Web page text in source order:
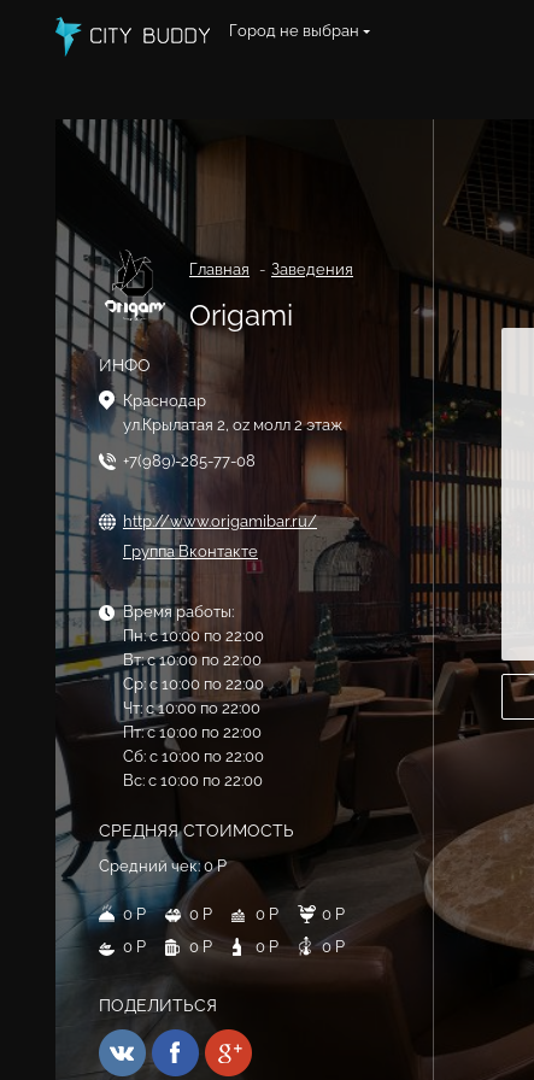
Город не выбран
Главная Заведения
Origami
ИНФО
Краснодар
ул.Крылатая 2, oz молл 2 этаж
+7(989)-285-77-08
http://www.origamibar.ru/
Группа Вконтакте
Время работы:
Пн: с 10:00 по 22:00
Вт: с 10:00 по 22:00
Ср: с 10:00 по 22:00
Чт: с 10:00 по 22:00
Пт: с 10:00 по 22:00
Сб: с 10:00 по 22:00
Вс: с 10:00 по 22:00
СРЕДНЯЯ СТОИМОСТЬ
Средний чек: 0 Р
0 Р 0 Р 0 Р
0 Р
0 Р
0 Р 0 Р 0 Р
ПОДЕЛИТЬСЯ